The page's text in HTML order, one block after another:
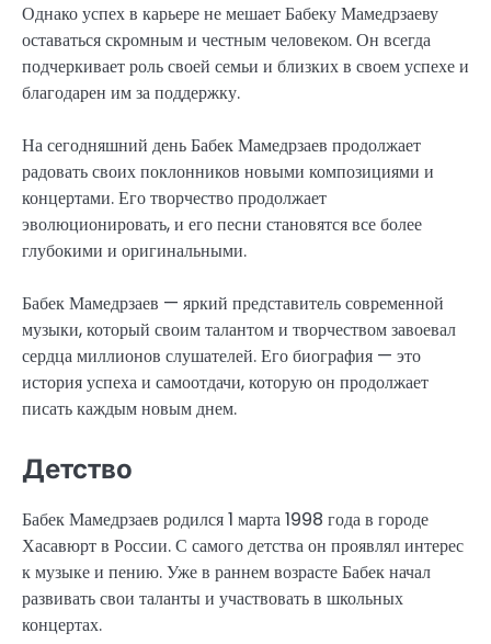
Однако успех в карьере не мешает Бабеку Мамедрзаеву
оставаться скромным и честным человеком. Он всегда
подчеркивает роль своей семьи и близких в своем успехе и
благодарен им за поддержку.
На сегодняшний день Бабек Мамедрзаев продолжает
радовать своих поклонников новыми композициями и
концертами. Его творчество продолжает
эволюционировать, и его песни становятся все более
глубокими и оригинальными.
Бабек Мамедрзаев — яркий представитель современной
музыки, который своим талантом и творчеством завоевал
сердца миллионов слушателей. Его биография — это
история успеха и самоотдачи, которую он продолжает
писать каждым новым днем.
Детство
Бабек Мамедрзаев родился 1 марта 1998 года в городе
Хасавюрт в России. С самого детства он проявлял интерес
к музыке и пению. Уже в раннем возрасте Бабек начал
развивать свои таланты и участвовать в школьных
концертах.